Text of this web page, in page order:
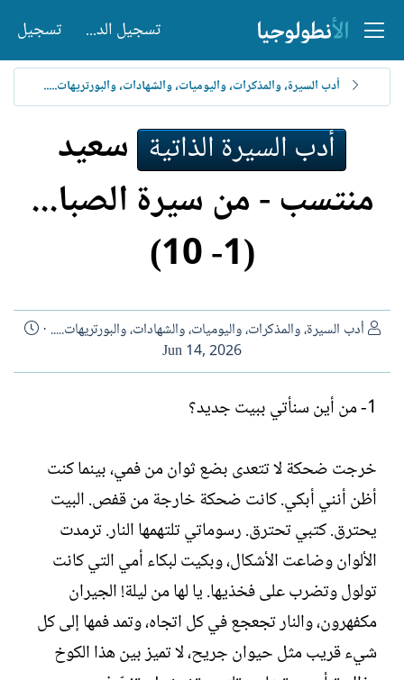
تسجيل الدخول تسجيل
أدب السيرة، والمذكرات، واليوميات، والشهادات، والبورتريهات.....
أدب السيرة الذاتية سعيد
منتسب - من سيرة الصبا...
(1- 10)
ا
ك
ت
أدب السيرة، والمذكرات، واليوميات، والشهادات، والبورتريهات.....
ت
ا
ي
ل
إ
ن
ش
ا
ء
Jun 14, 2026
1- من أين سنأتي ببيت جديد؟
خرجت ضحكة لا تتعدى بضع ثوان من فمي، بينما كنت
أظن أنني أبكي. كانت ضحكة خارجة من قفص. البيت
يحترق. كتبي تحترق. رسوماتي تلتهمها النار. ترمدت
الألوان وضاعت الأشكال، وبكيت لبكاء أمي التي كانت
تولول وتضرب على فخذيها. يا لها من ليلة! الجيران
مكفهرون، والنار تجعجع في كل اتجاه، وتمد فمها إلى كل
شيء قريب مثل حيوان جريح، لا تميز بين هذا الكوخ